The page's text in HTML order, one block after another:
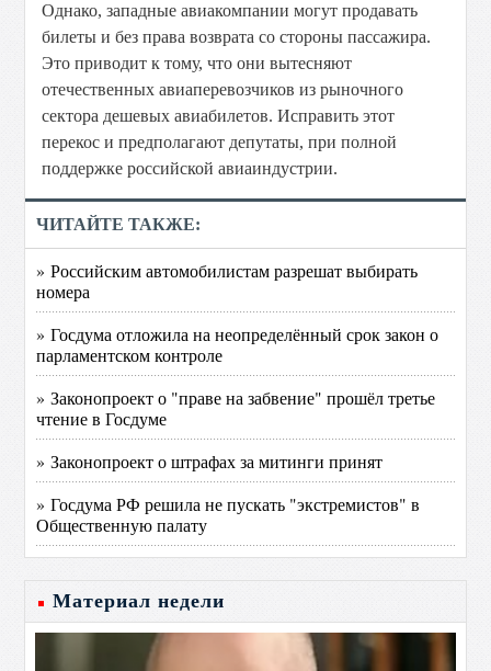
Однако, западные авиакомпании могут продавать
билеты и без права возврата со стороны пассажира.
Это приводит к тому, что они вытесняют
отечественных авиаперевозчиков из рыночного
сектора дешевых авиабилетов. Исправить этот
перекос и предполагают депутаты, при полной
поддержке российской авиаиндустрии.
ЧИТАЙТЕ ТАКЖЕ:
» Российским автомобилистам разрешат выбирать
номера
» Госдума отложила на неопределённый срок закон о
парламентском контроле
» Законопроект о "праве на забвение" прошёл третье
чтение в Госдуме
» Законопроект о штрафах за митинги принят
» Госдума РФ решила не пускать "экстремистов" в
Общественную палату
Материал недели